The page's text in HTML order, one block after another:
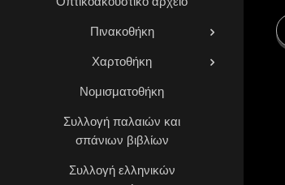
Πινακοθήκη
Χαρτοθήκη
Νομισματοθήκη
Συλλογή παλαιών και
σπάνιων βιβλίων
Συλλογή ελληνικών